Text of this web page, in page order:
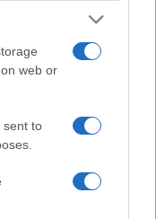
web or
sent to